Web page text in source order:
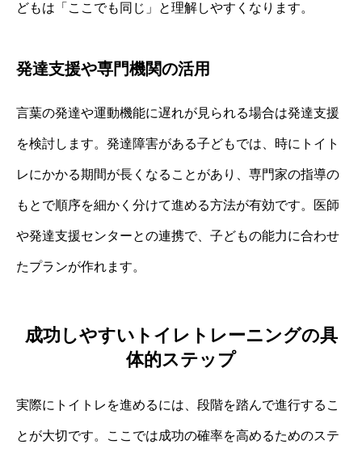
どもは「ここでも同じ」と理解しやすくなります。
発達支援や専門機関の活用
言葉の発達や運動機能に遅れが見られる場合は発達支援
を検討します。発達障害がある子どもでは、時にトイト
レにかかる期間が長くなることがあり、専門家の指導の
もとで順序を細かく分けて進める方法が有効です。医師
や発達支援センターとの連携で、子どもの能力に合わせ
たプランが作れます。
成功しやすいトイレトレーニングの具
体的ステップ
実際にトイトレを進めるには、段階を踏んで進行するこ
とが大切です。ここでは成功の確率を高めるためのステ